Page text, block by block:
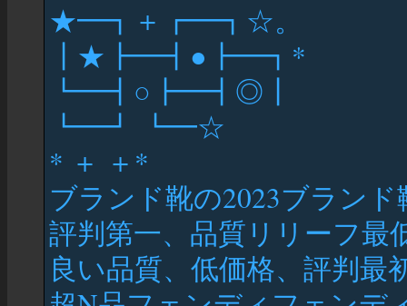
★━┓＋┏━┓☆。
┃★┣━┫●┣━┓*
┗━┫○┣━┫◎┃
┗━┛ ┗━☆
* ＋ ＋*
ブランド靴の2023ブランド
評判第一、品質リリーフ最
良い品質、低価格、評判最